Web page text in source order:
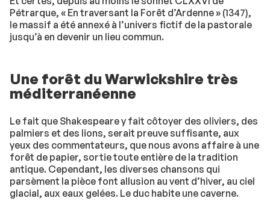
Pétrarque, « En traversant la Forêt d’Ardenne » (1347),
le massif a été annexé à l’univers fictif de la pastorale
jusqu’à en devenir un lieu commun.
Une forêt du Warwickshire très
méditerranéenne
Le fait que Shakespeare y fait côtoyer des oliviers, des
palmiers et des lions, serait preuve suffisante, aux
yeux des commentateurs, que nous avons affaire à une
forêt de papier, sortie toute entière de la tradition
antique. Cependant, les diverses chansons qui
parsèment la pièce font allusion au vent d’hiver, au ciel
glacial, aux eaux gelées. Le duc habite une caverne.